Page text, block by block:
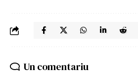
Un comentariu